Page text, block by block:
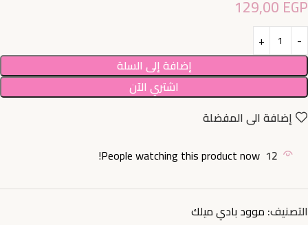
129,00 EGP
إضافة إلى السلة
اشتري الآن
إضافة الى المفضلة
12
People watching this product now!
التصنيف: موود بادي ميلك